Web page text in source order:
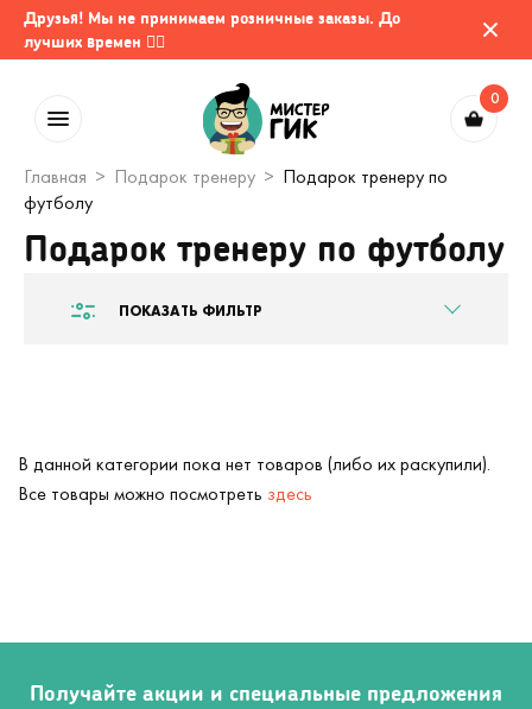
Друзья! Мы не принимаем розничные заказы. До
лучших времен 🤷‍♂️
0
Главная Подарок тренеру
Подарок тренеру по
футболу
Подарок тренеру по футболу
ПОКАЗАТЬ ФИЛЬТР
В данной категории пока нет товаров (либо их раскупили).
Все товары можно посмотреть здесь
Получайте акции и специальные предложения